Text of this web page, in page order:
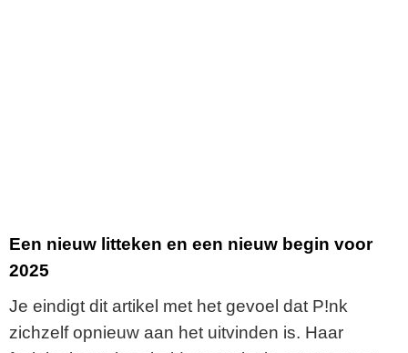
Een nieuw litteken en een nieuw begin voor
2025
Je eindigt dit artikel met het gevoel dat P!nk
zichzelf opnieuw aan het uitvinden is. Haar